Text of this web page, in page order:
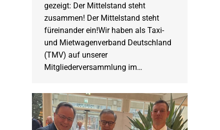
gezeigt: Der Mittelstand steht
zusammen! Der Mittelstand steht
füreinander ein!Wir haben als Taxi-
und Mietwagenverband Deutschland
(TMV) auf unserer
Mitgliederversammlung im…